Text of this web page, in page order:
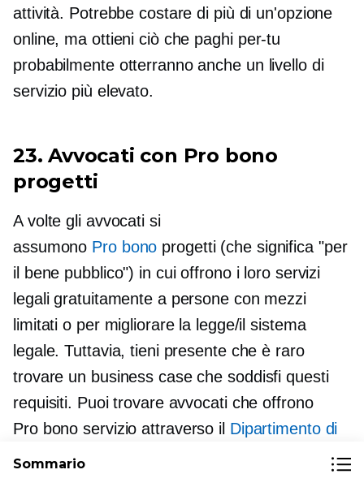
attività. Potrebbe costare di più di un'opzione
online, ma ottieni ciò che paghi per-tu
probabilmente otterranno anche un livello di
servizio più elevato.
23. Avvocati con Pro bono
progetti
A volte gli avvocati si
assumono Pro bono progetti (che significa "per
il bene pubblico") in cui offrono i loro servizi
legali gratuitamente a persone con mezzi
limitati o per migliorare la legge/il sistema
legale. Tuttavia, tieni presente che è raro
trovare un business case che soddisfi questi
requisiti. Puoi trovare avvocati che offrono
Pro bono servizio attraverso il Dipartimento di
Giustizia degli Stati Uniti
Sommario